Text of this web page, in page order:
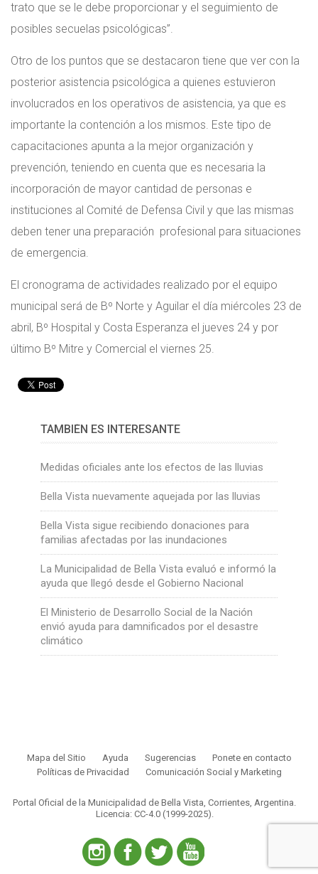
trato que se le debe proporcionar y el seguimiento de
posibles secuelas psicológicas”.
Otro de los puntos que se destacaron tiene que ver con la
posterior asistencia psicológica a quienes estuvieron
involucrados en los operativos de asistencia, ya que es
importante la contención a los mismos. Este tipo de
capacitaciones apunta a la mejor organización y
prevención, teniendo en cuenta que es necesaria la
incorporación de mayor cantidad de personas e
instituciones al Comité de Defensa Civil y que las mismas
deben tener una preparación profesional para situaciones
de emergencia.
El cronograma de actividades realizado por el equipo
municipal será de Bº Norte y Aguilar el día miércoles 23 de
abril, Bº Hospital y Costa Esperanza el jueves 24 y por
último Bº Mitre y Comercial el viernes 25.
TAMBIÉN ES INTERESANTE
Medidas oficiales ante los efectos de las lluvias
Bella Vista nuevamente aquejada por las lluvias
Bella Vista sigue recibiendo donaciones para
familias afectadas por las inundaciones
La Municipalidad de Bella Vista evaluó e informó la
ayuda que llegó desde el Gobierno Nacional
El Ministerio de Desarrollo Social de la Nación
envió ayuda para damnificados por el desastre
climático
Mapa del Sitio Ayuda Sugerencias
Ponete en contacto
Políticas de Privacidad
Comunicación Social y Marketing
Portal Oficial de la Municipalidad de Bella Vista, Corrientes, Argentina.
Licencia: CC-4.0 (1999-2025)